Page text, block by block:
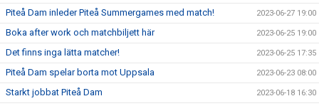
Piteå Dam inleder Piteå Summergames med match! 2023-06-27 19:00
Boka after work och matchbiljett här 2023-06-25 19:00
Det finns inga lätta matcher! 2023-06-25 17:35
Piteå Dam spelar borta mot Uppsala 2023-06-23 08:00
Starkt jobbat Piteå Dam 2023-06-18 16:30